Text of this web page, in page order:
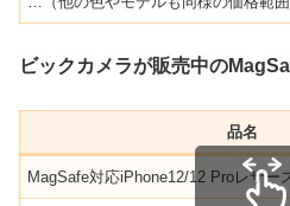
ビックカメラが販売中の
品名
MagSafe対応iPhone12/12 Proレザー